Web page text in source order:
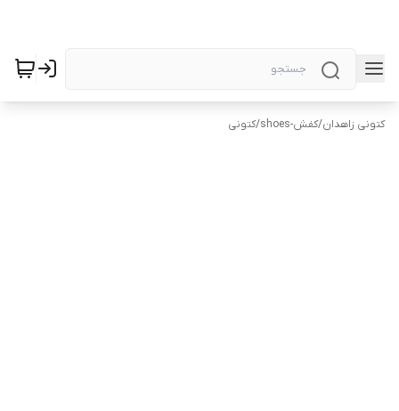
کتونی زاهدان/کفش-shoes /کتونی